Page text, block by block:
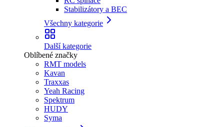
Stabilizátory a BEC
Všechny kategorie
Další kategorie
Oblíbené značky
RMT models
Kavan
Traxxas
Yeah Racing
Spektrum
HUDY
Syma